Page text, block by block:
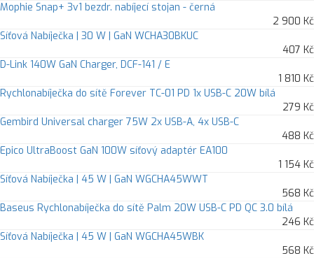
Mophie Snap+ 3v1 bezdr. nabíjecí stojan - černá
2 900 Kč
Síťová Nabíječka | 30 W | GaN WCHA30BKUC
407 Kč
D-Link 140W GaN Charger, DCF-141 / E
1 810 Kč
Rychlonabíječka do sítě Forever TC-01 PD 1x USB-C 20W bílá
279 Kč
Gembird Universal charger 75W 2x USB-A, 4x USB-C
488 Kč
Epico UltraBoost GaN 100W síťový adaptér EA100
1 154 Kč
Síťová Nabíječka | 45 W | GaN WGCHA45WWT
568 Kč
Baseus Rychlonabíječka do sítě Palm 20W USB-C PD QC 3.0 bílá
246 Kč
Síťová Nabíječka | 45 W | GaN WGCHA45WBK
568 Kč